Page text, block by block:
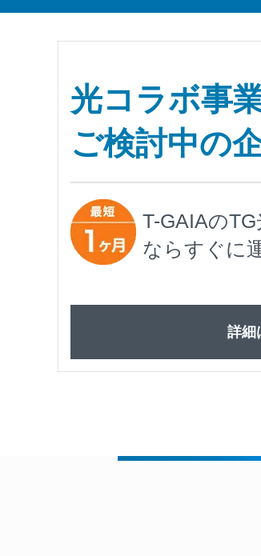
光コラボ事
ご検討中の
T-GAIAの
ならすぐに
詳細